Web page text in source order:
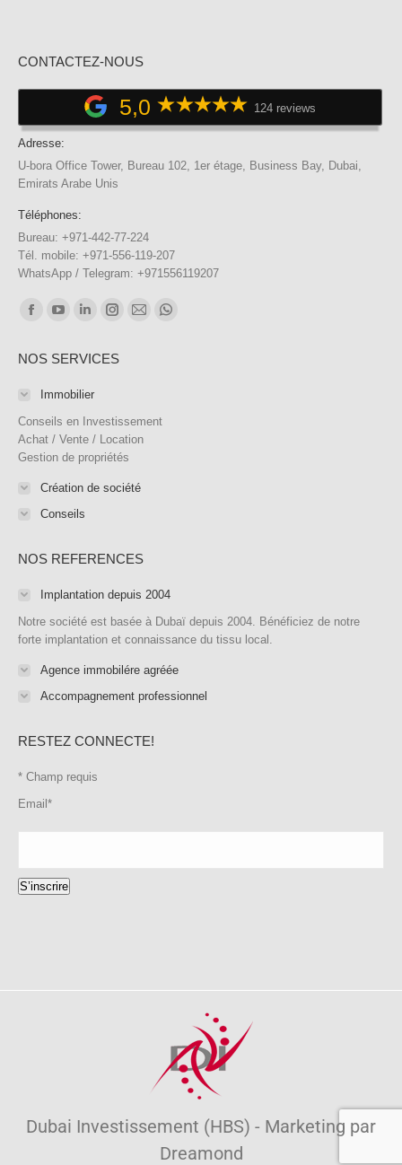
CONTACTEZ-NOUS
5,0 124 reviews
Adresse:
U-bora Office Tower, Bureau 102, 1er étage, Business Bay, Dubai,
Emirats Arabe Unis
Téléphones:
Bureau: +971-442-77-224
Tél. mobile: +971-556-119-207
WhatsApp / Telegram: +971556119207
Trouvez nous sur :
opens
window
opens
in
window
LinkedIn
opens
in
window
Instagram
opens
windownew
WhatsApp
NOS SERVICES
Immobilier
Conseils en Investissement
Achat / Vente / Location
Gestion de propriétés
Création de société
Conseils
NOS REFERENCES
Implantation depuis 2004
Notre société est basée à Dubaï depuis 2004. Bénéficiez de notre
forte implantation et connaissance du tissu local.
Agence immobilére agréée
Accompagnement professionnel
RESTEZ CONNECTE!
* Champ requis
Email *
S’inscrire
Dubai Investissement (HBS) - Marketing par
Dreamond